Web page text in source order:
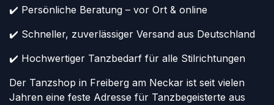
✔️ Persönliche Beratung – vor Ort & online
✔️ Schneller, zuverlässiger Versand aus Deutschland
✔️ Hochwertiger Tanzbedarf für alle Stilrichtungen
Der Tanzshop in Freiberg am Neckar ist seit vielen
Jahren eine feste Adresse für Tanzbegeisterte aus